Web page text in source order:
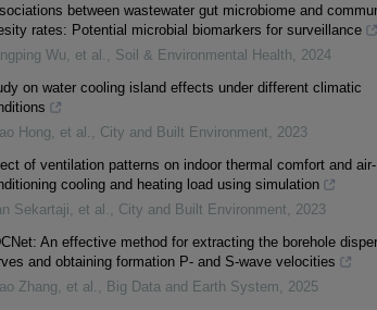
between wastewater gut microbiome and
rates: Potential microbial biomarkers for surveillance
Wu, et al., Soil & Environmental Health, 2024
on water cooling island effects under different climatic
Hong, et al., City and Built Environment, 2023
of ventilation patterns on indoor thermal comfort and air-
cooling and heating load using simulation
Sekartaji, et al., City and Built Environment, 2023
An effective method for extracting the borehole
and obtaining formation P- and S-wave velocities
Zhang, et al. , Big Data and Earth System, 2025